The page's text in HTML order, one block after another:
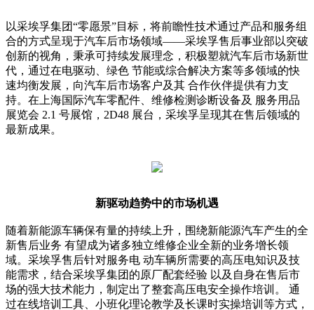
以采埃孚集团“零愿景”目标，将前瞻性技术通过产品和服务组
合的方式呈现于汽车后市场领域——采埃孚售后事业部以突破
创新的视角，秉承可持续发展理念，积极塑就汽车后市场新世
代，通过在电驱动、绿色 节能或综合解决方案等多领域的快
速均衡发展，向汽车后市场客户及其 合作伙伴提供有力支
持。在上海国际汽车零配件、维修检测诊断设备及 服务用品
展览会 2.1 号展馆，2D48 展台，采埃孚呈现其在售后领域的
最新成果。
新驱动趋势中的市场机遇
随着新能源车辆保有量的持续上升，围绕新能源汽车产生的全
新售后业务 有望成为诸多独立维修企业全新的业务增长领
域。采埃孚售后针对服务电 动车辆所需要的高压电知识及技
能需求，结合采埃孚集团的原厂配套经验 以及自身在售后市
场的强大技术能力，制定出了整套高压电安全操作培训。 通
过在线培训工具、小班化理论教学及长课时实操培训等方式，